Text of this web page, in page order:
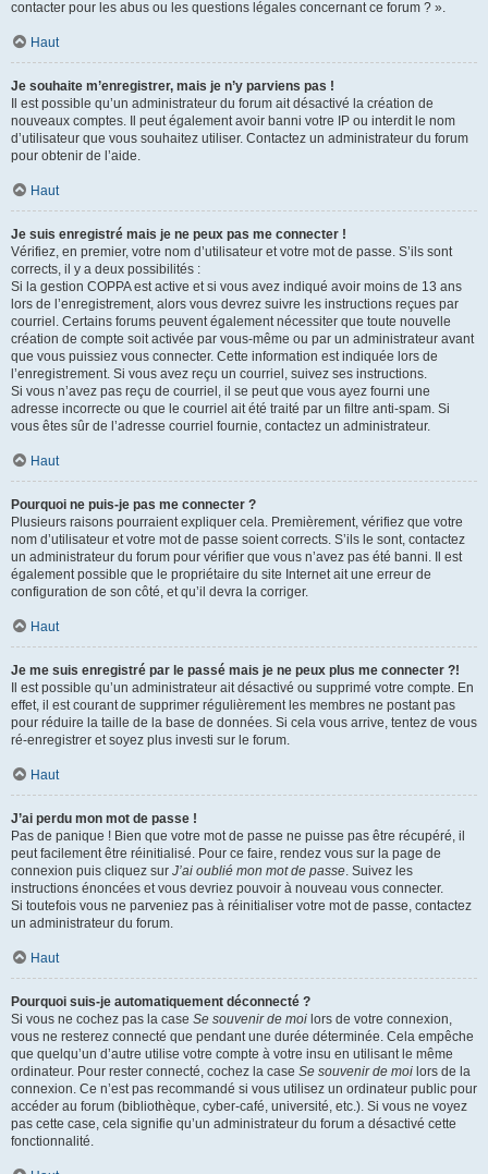
contacter pour les abus ou les questions légales concernant ce forum ? ».
Haut
Je souhaite m’enregistrer, mais je n’y parviens pas !
Il est possible qu’un administrateur du forum ait désactivé la création de
nouveaux comptes. Il peut également avoir banni votre IP ou interdit le nom
d’utilisateur que vous souhaitez utiliser. Contactez un administrateur du forum
pour obtenir de l’aide.
Haut
Je suis enregistré mais je ne peux pas me connecter !
Vérifiez, en premier, votre nom d’utilisateur et votre mot de passe. S’ils sont
corrects, il y a deux possibilités :
Si la gestion COPPA est active et si vous avez indiqué avoir moins de 13 ans
lors de l’enregistrement, alors vous devrez suivre les instructions reçues par
courriel. Certains forums peuvent également nécessiter que toute nouvelle
création de compte soit activée par vous-même ou par un administrateur avant
que vous puissiez vous connecter. Cette information est indiquée lors de
l’enregistrement. Si vous avez reçu un courriel, suivez ses instructions.
Si vous n’avez pas reçu de courriel, il se peut que vous ayez fourni une
adresse incorrecte ou que le courriel ait été traité par un filtre anti-spam. Si
vous êtes sûr de l’adresse courriel fournie, contactez un administrateur.
Haut
Pourquoi ne puis-je pas me connecter ?
Plusieurs raisons pourraient expliquer cela. Premièrement, vérifiez que votre
nom d’utilisateur et votre mot de passe soient corrects. S’ils le sont, contactez
un administrateur du forum pour vérifier que vous n’avez pas été banni. Il est
également possible que le propriétaire du site Internet ait une erreur de
configuration de son côté, et qu’il devra la corriger.
Haut
Je me suis enregistré par le passé mais je ne peux plus me connecter ?!
Il est possible qu’un administrateur ait désactivé ou supprimé votre compte. En
effet, il est courant de supprimer régulièrement les membres ne postant pas
pour réduire la taille de la base de données. Si cela vous arrive, tentez de vous
ré-enregistrer et soyez plus investi sur le forum.
Haut
J’ai perdu mon mot de passe !
Pas de panique ! Bien que votre mot de passe ne puisse pas être récupéré, il
peut facilement être réinitialisé. Pour ce faire, rendez vous sur la page de
connexion puis cliquez sur J’ai oublié mon mot de passe. Suivez les
instructions énoncées et vous devriez pouvoir à nouveau vous connecter.
Si toutefois vous ne parveniez pas à réinitialiser votre mot de passe, contactez
un administrateur du forum.
Haut
Pourquoi suis-je automatiquement déconnecté ?
Si vous ne cochez pas la case Se souvenir de moi lors de votre connexion,
vous ne resterez connecté que pendant une durée déterminée. Cela empêche
que quelqu’un d’autre utilise votre compte à votre insu en utilisant le même
ordinateur. Pour rester connecté, cochez la case Se souvenir de moi lors de la
connexion. Ce n’est pas recommandé si vous utilisez un ordinateur public pour
accéder au forum (bibliothèque, cyber-café, université, etc.). Si vous ne voyez
pas cette case, cela signifie qu’un administrateur du forum a désactivé cette
fonctionnalité.